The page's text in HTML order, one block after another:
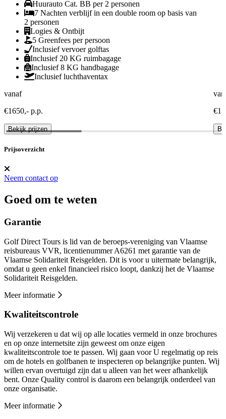
Huurauto Cat. BB per 2 personen
7 Nachten verblijf in een double room op basis van
2 personen
Logies & Ontbijt
5 Greenfees per persoon
Inclusief vervoer golftas
Inclusief 20 KG ruimbagage
Inclusief 8 KG handbagage
Inclusief luchthaventax
vanaf
€1650,- p.p.
Bekijk prijzen
Prijsoverzicht
Neem contact op
Goed om te weten
Garantie
Golf Direct Tours is lid van de beroeps-vereniging van Vlaamse
reisbureaus VVR, licentienummer A6261 met garantie van de
Vlaamse Solidariteit Reisgelden. Dit is voor u uitermate belangrijk,
omdat u geen enkel financieel risico loopt, dankzij het de Vlaamse
Solidariteit Reisgelden.
Meer informatie
Kwaliteitscontrole
Wij verzekeren u dat wij op alle locaties vermeld in onze brochures
en op onze internetsite zijn geweest om onze eigen
kwaliteitscontrole toe te passen. Wij gaan voor U regelmatig op reis
om de hotels en golfbanen te inspecteren op belangrijke punten. Wij
willen ervan overtuigd zijn dat u alleen van het weer afhankelijk
bent. Onze Quality control is daarom een belangrijk onderdeel van
onze organisatie.
Meer informatie